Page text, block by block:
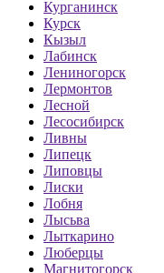
Курганинск
Курск
Кызыл
Лабинск
Лениногорск
Лермонтов
Лесной
Лесосибирск
Ливны
Липецк
Липовцы
Лиски
Лобня
Лысьва
Лыткарино
Люберцы
Магнитогорск